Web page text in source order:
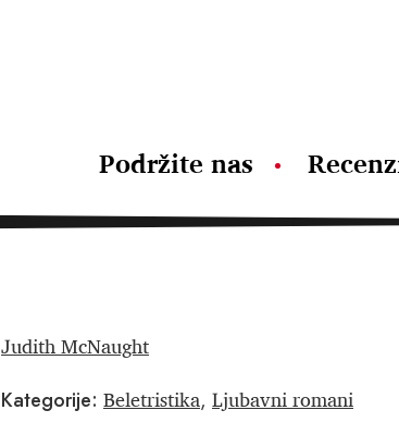
Podržite nas
Judith McNaught
Kategorije: Beletristika, Ljubavni romani